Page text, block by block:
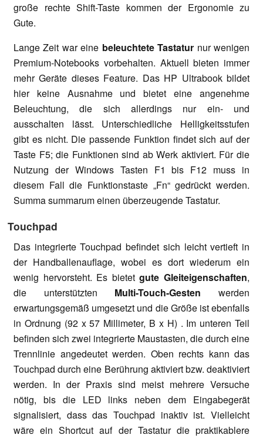
große rechte Shift-Taste kommen der Ergonomie zu
Gute.
Lange Zeit war eine beleuchtete Tastatur nur wenigen
Premium-Notebooks vorbehalten. Aktuell bieten immer
mehr Geräte dieses Feature. Das HP Ultrabook bildet
hier keine Ausnahme und bietet eine angenehme
Beleuchtung, die sich allerdings nur ein- und
ausschalten lässt. Unterschiedliche Helligkeitsstufen
gibt es nicht. Die passende Funktion findet sich auf der
Taste F5; die Funktionen sind ab Werk aktiviert. Für die
Nutzung der Windows Tasten F1 bis F12 muss in
diesem Fall die Funktionstaste „Fn“ gedrückt werden.
Summa summarum einen überzeugende Tastatur.
Touchpad
Das integrierte Touchpad befindet sich leicht vertieft in
der Handballenauflage, wobei es dort wiederum ein
wenig hervorsteht. Es bietetgute Gleiteigenschaften,
die unterstützten Multi-Touch-Gesten werden
erwartungsgemäß umgesetzt und die Größe ist ebenfalls
in Ordnung (92 x 57 Millimeter, B x H) . Im unteren Teil
befinden sich zwei integrierte Maustasten, die durch eine
Trennlinie angedeutet werden. Oben rechts kann das
Touchpad durch eine Berührung aktiviert bzw. deaktiviert
werden. In der Praxis sind meist mehrere Versuche
nötig, bis die LED links neben dem Eingabegerät
signalisiert, dass das Touchpad inaktiv ist. Vielleicht
wäre ein Shortcut auf der Tastatur die praktikablere